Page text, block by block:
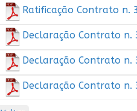
Ratificação Contrato n.
Declaração Contrato n.
Declaração Contrato n.
Declaração Contrato n.